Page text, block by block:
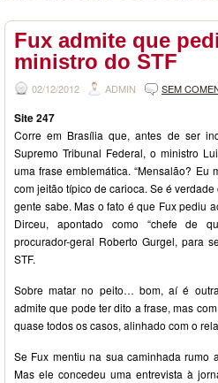
Fux admite que
ministro do STF
02/12/2012 ADMIN SEM
Site 247
Corre em Brasília que, antes de ser
Supremo Tribunal Federal, o ministro
uma frase emblemática. “Mensalão? Eu
com jeitão típico de carioca. Se é verdade
gente sabe. Mas o fato é que Fux pediu
Dirceu, apontado como “chefe de
procurador-geral Roberto Gurgel, para
STF.
Sobre matar no peito… bom, aí é
admite que pode ter dito a frase, mas
quase todos os casos, alinhado com o
Se Fux mentiu na sua caminhada rumo
Mas ele concedeu uma entrevista à